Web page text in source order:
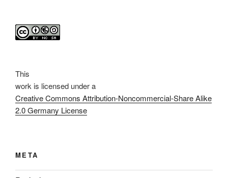
This
work is licensed under a
Creative Commons Attribution-Noncommercial-Share Alike
2.0 Germany License
META